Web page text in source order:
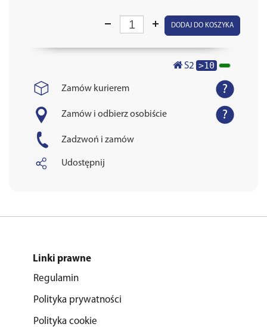
DODAJ DO KOSZYKA
S2 >10
Zamów kurierem
Zamów i odbierz osobiście
Zadzwoń i zamów
Udostępnij
Linki prawne
Regulamin
Polityka prywatności
Polityka cookie